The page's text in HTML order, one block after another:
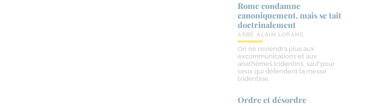
Rome condamne
canoniquement, mais se tait
doctrinalement
ABBÉ ALAIN LORANS
On ne reviendra plus aux
excommunications et aux
anathèmes tridentins, sauf pour
ceux qui défendent la messe
tridentine.
Ordre et désordre